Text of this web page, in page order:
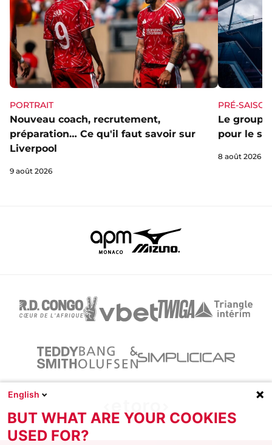
PORTRAIT
Nouveau coach, recrutement,
préparation… Ce qu'il faut savoir sur
Liverpool
9 août 2026
PRÉ-SAISON
Le groupe
pour le
8 août 2026
English
BUT WHAT ARE YOUR COOKIES
USED FOR?